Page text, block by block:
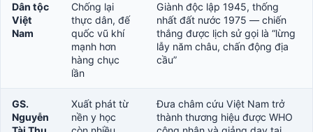
Dân tộc
Việt
Nam
Chống lại
thực dân, đế
quốc vũ khí
mạnh hơn
hàng chục
lần
Giành độc lập 1945, thống
nhất đất nước 1975 — chiến
thắng được lịch sử gọi là “lừng
lẫy năm châu, chấn động địa
cầu”
GS.
Nguyễn
Xuất phát từ
nền y học
Đưa châm cứu Việt Nam trở
thành thương hiệu được WHO